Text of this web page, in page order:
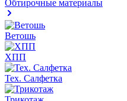
Обтирочные материалы
Ветошь
ХПП
Тех. Салфетка